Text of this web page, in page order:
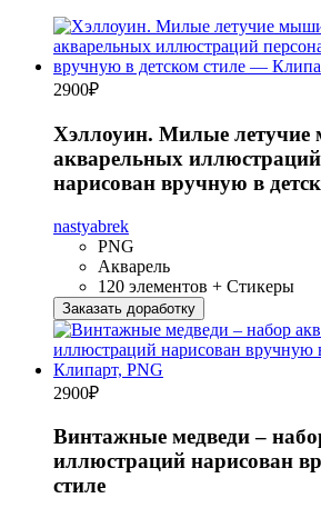
2900₽
Хэллоуин. Милые
акварельных
нарисован вручную в
nastyabrek
PNG
Акварель
120 элементов + Стикеры
Заказать доработку
2900₽
Винтажные медведи –
иллюстраций нарисован
стиле